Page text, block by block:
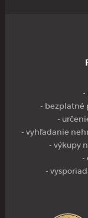
-
- bezplatné
-
- vyhľadanie
- výkupy
-
-